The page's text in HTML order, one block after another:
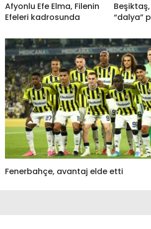
Afyonlu Efe Elma, Filenin
Efeleri kadrosunda
“dalya”
Fenerbahçe, avantaj elde etti